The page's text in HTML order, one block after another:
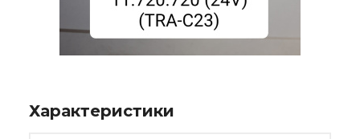
Характеристики